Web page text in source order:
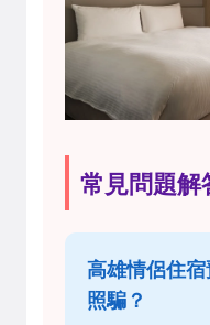
常見問題解
高雄情侶住
照騙？